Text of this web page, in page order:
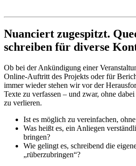
queer-institut
Institut für queer theory
Nuanciert zugespitzt.
schreiben für diverse
Ob bei der Ankündigung einer
Online-Auftritt des Projekts oder für
immer wieder stehen wir vor der
Texte zu verfassen – und zwar, ohne
zu verlieren.
Ist es möglich zu vereinfachen,
Was heißt es, ein Anliegen
bringen?
Wie gelingt es, schreibend die
„rüberzubringen“?